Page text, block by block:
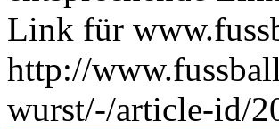
Link für
http://
wurst/-/article-id/